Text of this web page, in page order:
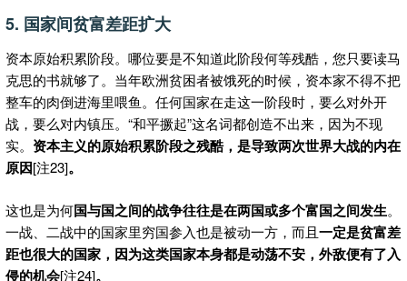
5. 国家间贫富差距扩大
资本原始积累阶段。哪位要是不知道此阶段何等残酷，您只要读马
克思的书就够了。当年欧洲贫困者被饿死的时候，资本家不得不把
整车的肉倒进海里喂鱼。任何国家在走这一阶段时，要么对外开
战，要么对内镇压。“和平撅起”这名词都创造不出来，因为不现
实。 资本主义的原始积累阶段之残酷，是导致两次世界大战的内在
原因[注23]。
这也是为何国与国之间的战争往往是在两国或多个富国之间发生。
一战、二战中的国家里穷国参入也是被动一方，而且一定是贫富差
距也很大的国家，因为这类国家本身都是动荡不安，外敌便有了入
侵的机会[注24]。